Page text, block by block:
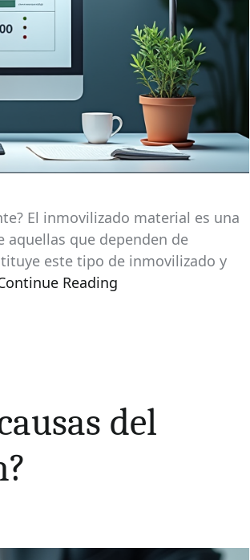
El inmovilizado material es una
aquellas que dependen de
este tipo de inmovilizado y
Reading
del